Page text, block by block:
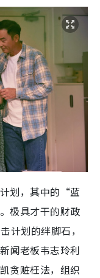
划，其中的“蓝
极具才干的财政
计划的绊脚石，
闻老板韦志玲利
贪赃枉法，组织